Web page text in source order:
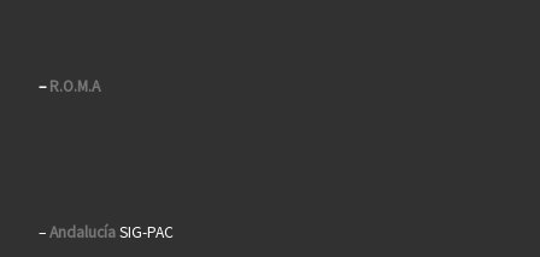
–R.O.M.A
–AndalucíaSIG-PAC